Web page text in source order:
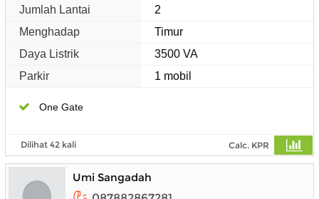
Jumlah Lantai
2
Menghadap
Timur
Daya Listrik
3500 VA
Parkir
1 mobil
One Gate
Dilihat 42 kali Calc. KPR
Umi Sangadah